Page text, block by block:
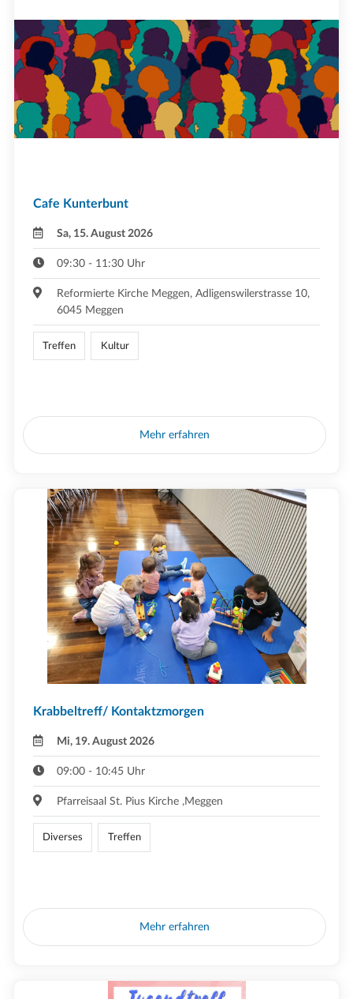
Cafe Kunterbunt
Sa, 15. August 2026
09:30 - 11:30 Uhr
Reformierte Kirche Meggen, Adligenswilerstrasse 10,
6045 Meggen
Treffen Kultur
Mehr erfahren
Krabbeltreff/ Kontaktzmorgen
Mi, 19. August 2026
09:00 - 10:45 Uhr
Pfarreisaal St. Pius Kirche ,Meggen
Diverses Treffen
Mehr erfahren